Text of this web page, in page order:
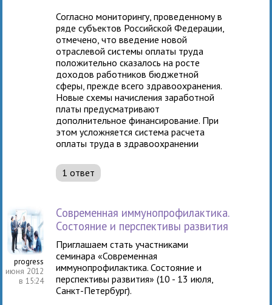
Согласно мониторингу, проведенному в
ряде субъектов Российской Федерации,
отмечено, что введение новой
отраслевой системы оплаты труда
положительно сказалось на росте
доходов работников бюджетной
сферы, прежде всего здравоохранения.
Новые схемы начисления заработной
платы предусматривают
дополнительное финансирование. При
этом усложняется система расчета
оплаты труда в здравоохранении
1 ответ
progress
июня 2012
в 15:24
Современная иммунопрофилактика.
Состояние и перспективы развития
Приглашаем стать участниками
семинара «Современная
иммунопрофилактика. Состояние и
перспективы развития» (10 - 13 июля,
Санкт-Петербург).